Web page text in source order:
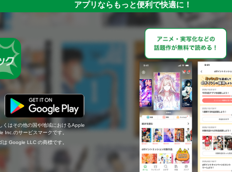
アプリならもっと便利で快適に！
はその他の国や地域におけるApple
Inc.のサービスマークです。
Google LLC の商標です。